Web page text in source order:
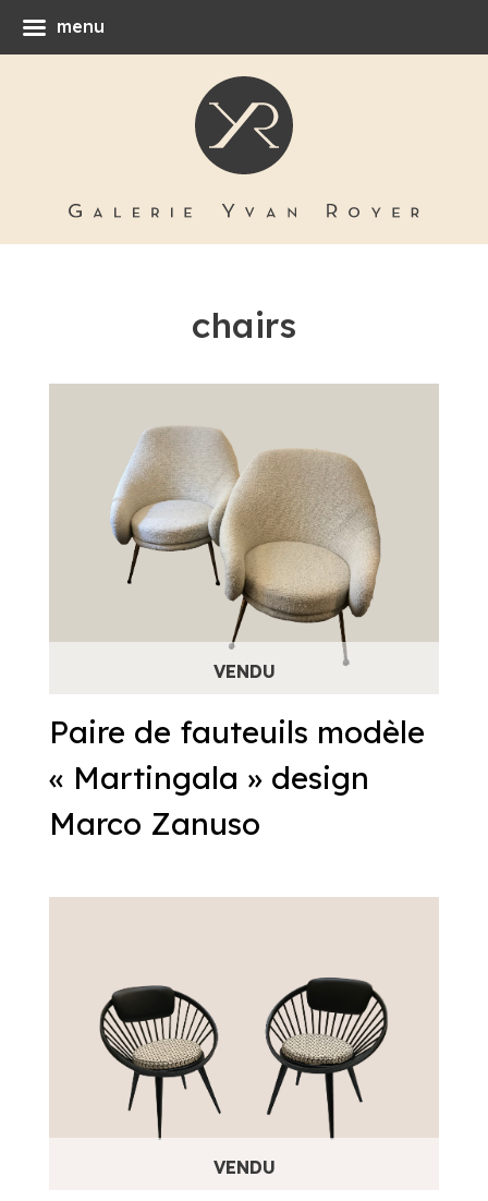
chairs
Paire de fauteuils modèle
« Martingala » design
Marco Zanuso
menu